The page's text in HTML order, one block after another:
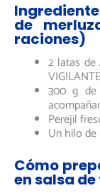
de
raciones)
2 latas de
VIGILANTE
300 g de
acompañar
Perejil
Un hilo
Cómo
en salsa